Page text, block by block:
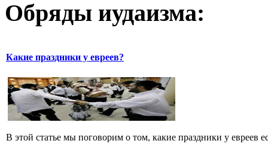
Обряды иудаизма:
Какие праздники у евреев?
В этой статье мы поговорим о том, какие праздники у евреев